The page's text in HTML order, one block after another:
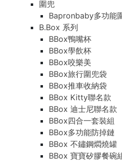
圍兜
Bapronbaby多功能
B.Box 系列
BBox鴨嘴杯
BBox學飲杯
BBox咬樂美
BBox旅行圍兜袋
BBox推車收納袋
BBox Kitty聯名款
BBox 迪士尼聯名款
BBox四合一套裝組
BBox多功能防掉鏈
BBox 不鏽鋼燜燒罐
BBox 寶寶矽膠餐碗